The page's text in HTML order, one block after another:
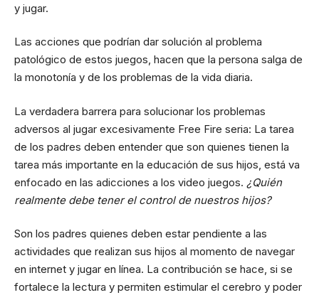
y jugar.
Las acciones que podrían dar solución al problema
patológico de estos juegos, hacen que la persona salga de
la monotonía y de los problemas de la vida diaria.
La verdadera barrera para solucionar los problemas
adversos al jugar excesivamente Free Fire seria: La tarea
de los padres deben entender que son quienes tienen la
tarea más importante en la educación de sus hijos, está va
enfocado en las adicciones a los video juegos. ¿Quién
realmente debe tener el control de nuestros hijos?
Son los padres quienes deben estar pendiente a las
actividades que realizan sus hijos al momento de navegar
en internet y jugar en línea. La contribución se hace, si se
fortalece la lectura y permiten estimular el cerebro y poder